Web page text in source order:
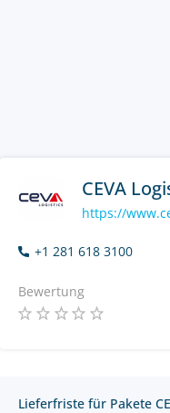
CEVA
https://
+1 281 618 3100
Bewertung
Lieferfriste für Pakete